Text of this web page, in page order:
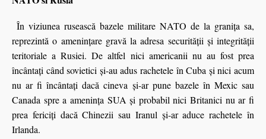
În viziunea rusească bazele militare NATO de la graniţa sa,
reprezintă o amenințare gravă la adresa securității și integrității
teritoriale a Rusiei. De altfel nici americanii nu au fost prea
încântaţi când sovietici şi-au adus rachetele în Cuba și nici acum
nu ar fi încântați dacă cineva și-ar pune bazele în Mexic sau
Canada spre a amenința SUA şi probabil nici Britanici nu ar fi
prea fericiți dacă Chinezii sau Iranul şi-ar aduce rachetele în
Irlanda.